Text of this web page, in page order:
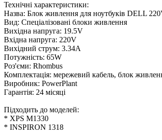
Технічні характеристики:
Назва: Блок живлення для ноутбуків DELL
Вид: Спеціалізовані блоки живлення
Вихідна напруга: 19.5V
Вхідна напруга: 220V
Вихідний струм: 3.34A
Потужність: 65W
Роз'єми: Rhombus
Комплектація: мережевий кабель, блок
Виробник: PowerPlant
Гарантія: 24 місяці
Підходить до моделей:
* XPS M1330
* INSPIRON 1318